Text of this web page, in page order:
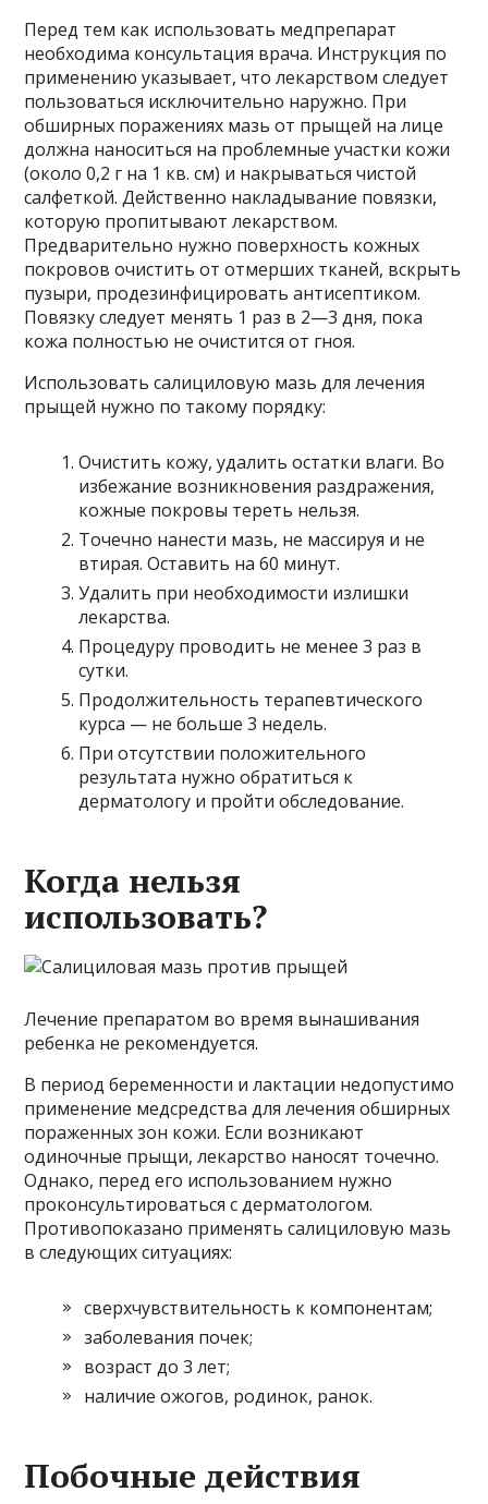
Перед тем как использовать медпрепарат
необходима консультация врача. Инструкция по
применению указывает, что лекарством следует
пользоваться исключительно наружно. При
обширных поражениях мазь от прыщей на лице
должна наноситься на проблемные участки кожи
(около 0,2 г на 1 кв. см) и накрываться чистой
салфеткой. Действенно накладывание повязки,
которую пропитывают лекарством.
Предварительно нужно поверхность кожных
покровов очистить от отмерших тканей, вскрыть
пузыри, продезинфицировать антисептиком.
Повязку следует менять 1 раз в 2—3 дня, пока
кожа полностью не очистится от гноя.
Использовать салициловую мазь для лечения
прыщей нужно по такому порядку:
Очистить кожу, удалить остатки влаги. Во
избежание возникновения раздражения,
кожные покровы тереть нельзя.
Точечно нанести мазь, не массируя и не
втирая. Оставить на 60 минут.
Удалить при необходимости излишки
лекарства.
Процедуру проводить не менее 3 раз в
сутки.
Продолжительность терапевтического
курса — не больше 3 недель.
При отсутствии положительного
результата нужно обратиться к
дерматологу и пройти обследование.
Когда нельзя
использовать?
Лечение препаратом во время вынашивания
ребенка не рекомендуется.
В период беременности и лактации недопустимо
применение медсредства для лечения обширных
пораженных зон кожи. Если возникают
одиночные прыщи, лекарство наносят точечно.
Однако, перед его использованием нужно
проконсультироваться с дерматологом.
Противопоказано применять салициловую мазь
в следующих ситуациях:
сверхчувствительность к компонентам;
заболевания почек;
возраст до 3 лет;
наличие ожогов, родинок, ранок.
Побочные действия